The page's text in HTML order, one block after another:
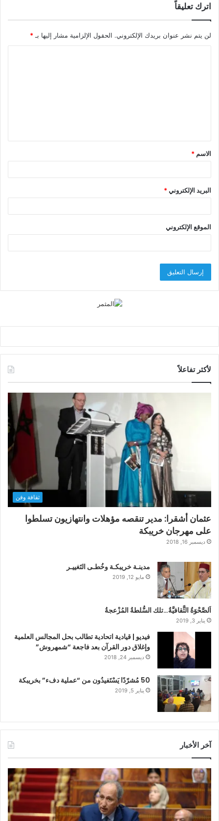
اترك تعليقاً
لن يتم نشر عنوان بريدك الإلكتروني. الحقول الإلزامية مشار إليها بـ *
ق
*
الاسم *
البريد الإلكتروني*
الموقع الإلكتروني
لأكثر تفاعلاً
ثقافة وفن
عثمان أشقرا: مدير تنقصه مؤهلات وانتهازيون تسلطوا
على مهرجان خريبكة
ديسمبر 16, 2018
مدينـة خريبكـة وخُطـى التَغييـر
مايو 12, 2019
اَلصَّحْوَةُ الثَّقافيَّةُ…تلك السُّلطةُ المُزْعجةُ
يناير 3, 2019
فيديو | قيادية اتحادية تطالب بحل المجالس العلمية
وإغلاق دور القرآن بعد فاجعة “شمهروش”
ديسمبر 24, 2018
50 مُشرّدًا يَسْتَفيدُون من “عملية دفء” بخريبكة
يناير 5, 2019
آخر الأخبار